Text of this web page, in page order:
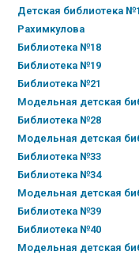
Детская библиотека
Рахимкулова
Библиотека №18
Библиотека №19
Библиотека №21
Модельная детская
Библиотека №28
Модельная детская
Библиотека №33
Библиотека №34
Модельная детская
Библиотека №39
Библиотека №40
Модельная детская